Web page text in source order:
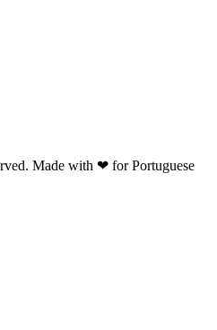
Made with ❤ for Portuguese